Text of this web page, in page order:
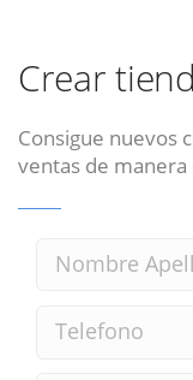
Crear
Consigue nuevos
ventas de manera